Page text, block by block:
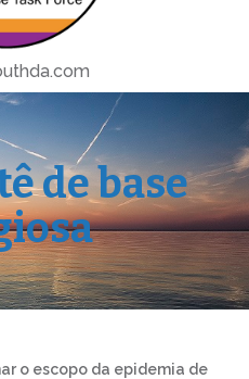
de base
o escopo da epidemia de